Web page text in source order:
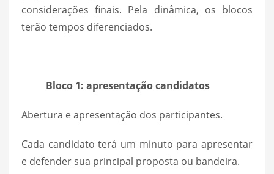
considerações finais. Pela dinâmica, os blocos
terão tempos diferenciados.
Bloco 1: apresentação candidatos
Abertura e apresentação dos participantes.
Cada candidato terá um minuto para apresentar
e defender sua principal proposta ou bandeira.